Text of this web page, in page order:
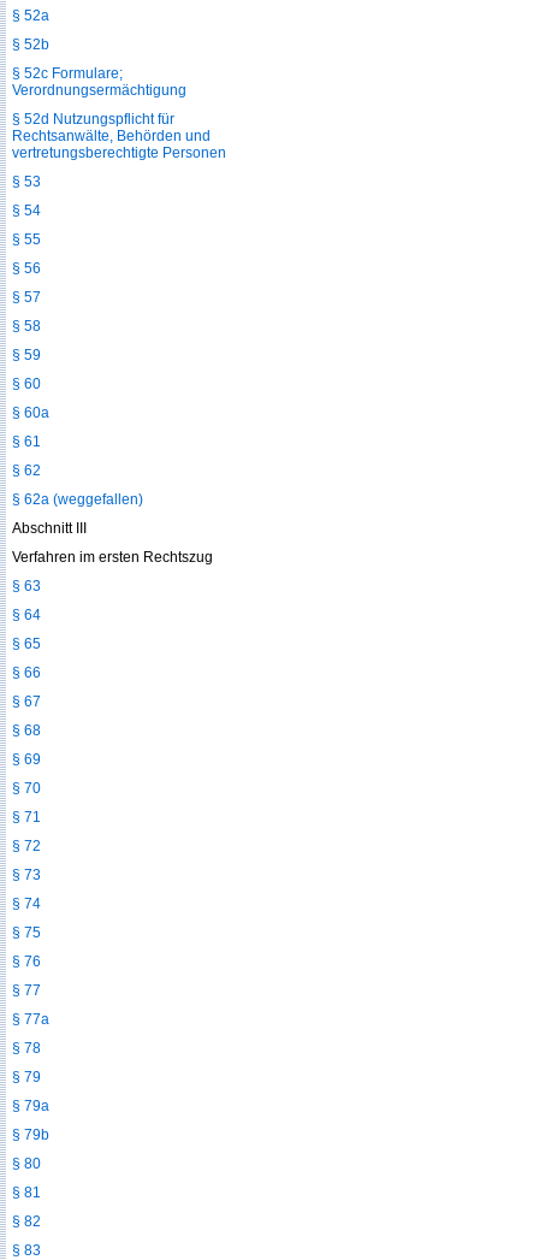
§ 52a
§ 52b
§ 52c Formulare;
Verordnungsermächtigung
§ 52d Nutzungspflicht für
Rechtsanwälte, Behörden und
vertretungsberechtigte Personen
§ 53
§ 54
§ 55
§ 56
§ 57
§ 58
§ 59
§ 60
§ 60a
§ 61
§ 62
§ 62a (weggefallen)
Abschnitt III
Verfahren im ersten Rechtszug
§ 63
§ 64
§ 65
§ 66
§ 67
§ 68
§ 69
§ 70
§ 71
§ 72
§ 73
§ 74
§ 75
§ 76
§ 77
§ 77a
§ 78
§ 79
§ 79a
§ 79b
§ 80
§ 81
§ 82
§ 83